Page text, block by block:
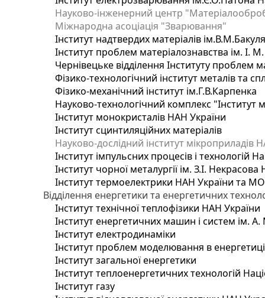
Науково-інженерний центр
Міжнародна асоціація "Зварювання"
Інститут надтвердих матеріалів
Інститут проблем матеріалознавства ім. І.
Чернівецьке відділення Інституту проблем
Фізико-технологічний інститут металів та
Фізико-механічний інститут ім.Г.В.Карпенка
Науково-технологічний комплекс "Інститут
Інститут монокристалів НАН України
Інститут сцинтиляційних матеріалів
Науково-дослідний інститут мікроприладів
Інститут імпульсних процесів і технологій
Інститут чорної металургії ім. З.І.
Інститут термоелектрики НАН України та
Відділення енергетики та енергетичних
Інститут технічної теплофізики НАН України
Інститут енергетичних машин і систем ім.
Інститут електродинаміки
Інститут проблем моделювання в
Інститут загальної енергетики
Інститут теплоенергетичних технологій
Інститут газу